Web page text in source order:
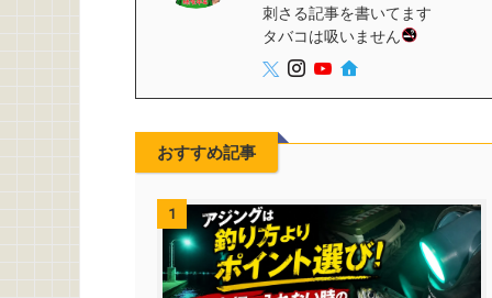
刺さる記事を書いてます
タバコは吸いません
おすすめ記事
1